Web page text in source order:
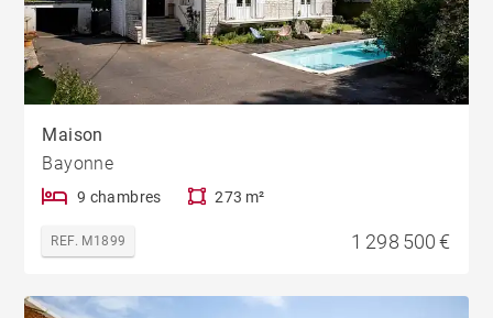
Maison
Bayonne
9 chambres 273 m²
REF. M1899 1 298 500 €